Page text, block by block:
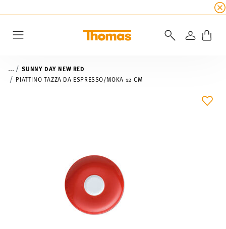
☀️ fino al 45% di sconto su tutte
ACCEDI
... SUNNY DAY NEW RED
PIATTINO TAZZA DA ESPRESSO/MOKA 12 CM